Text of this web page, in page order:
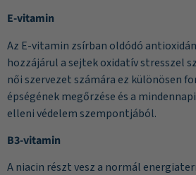
E-vitamin
Az E-vitamin zsírban oldódó
hozzájárul a sejtek oxidatív stresszel
női szervezet számára ez különösen
épségének megőrzése és a
elleni védelem szempontjából.
B3-vitamin
A niacin részt vesz a normál